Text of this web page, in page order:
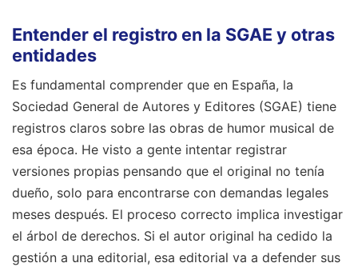
Entender el registro en la SGAE y otras
entidades
Es fundamental comprender que en España, la
Sociedad General de Autores y Editores (SGAE) tiene
registros claros sobre las obras de humor musical de
esa época. He visto a gente intentar registrar
versiones propias pensando que el original no tenía
dueño, solo para encontrarse con demandas legales
meses después. El proceso correcto implica investigar
el árbol de derechos. Si el autor original ha cedido la
gestión a una editorial, esa editorial va a defender sus